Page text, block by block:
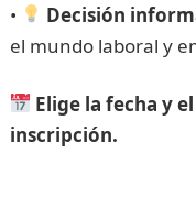
•
Decisión
el mundo laboral y
Elige la fecha y
inscripción.